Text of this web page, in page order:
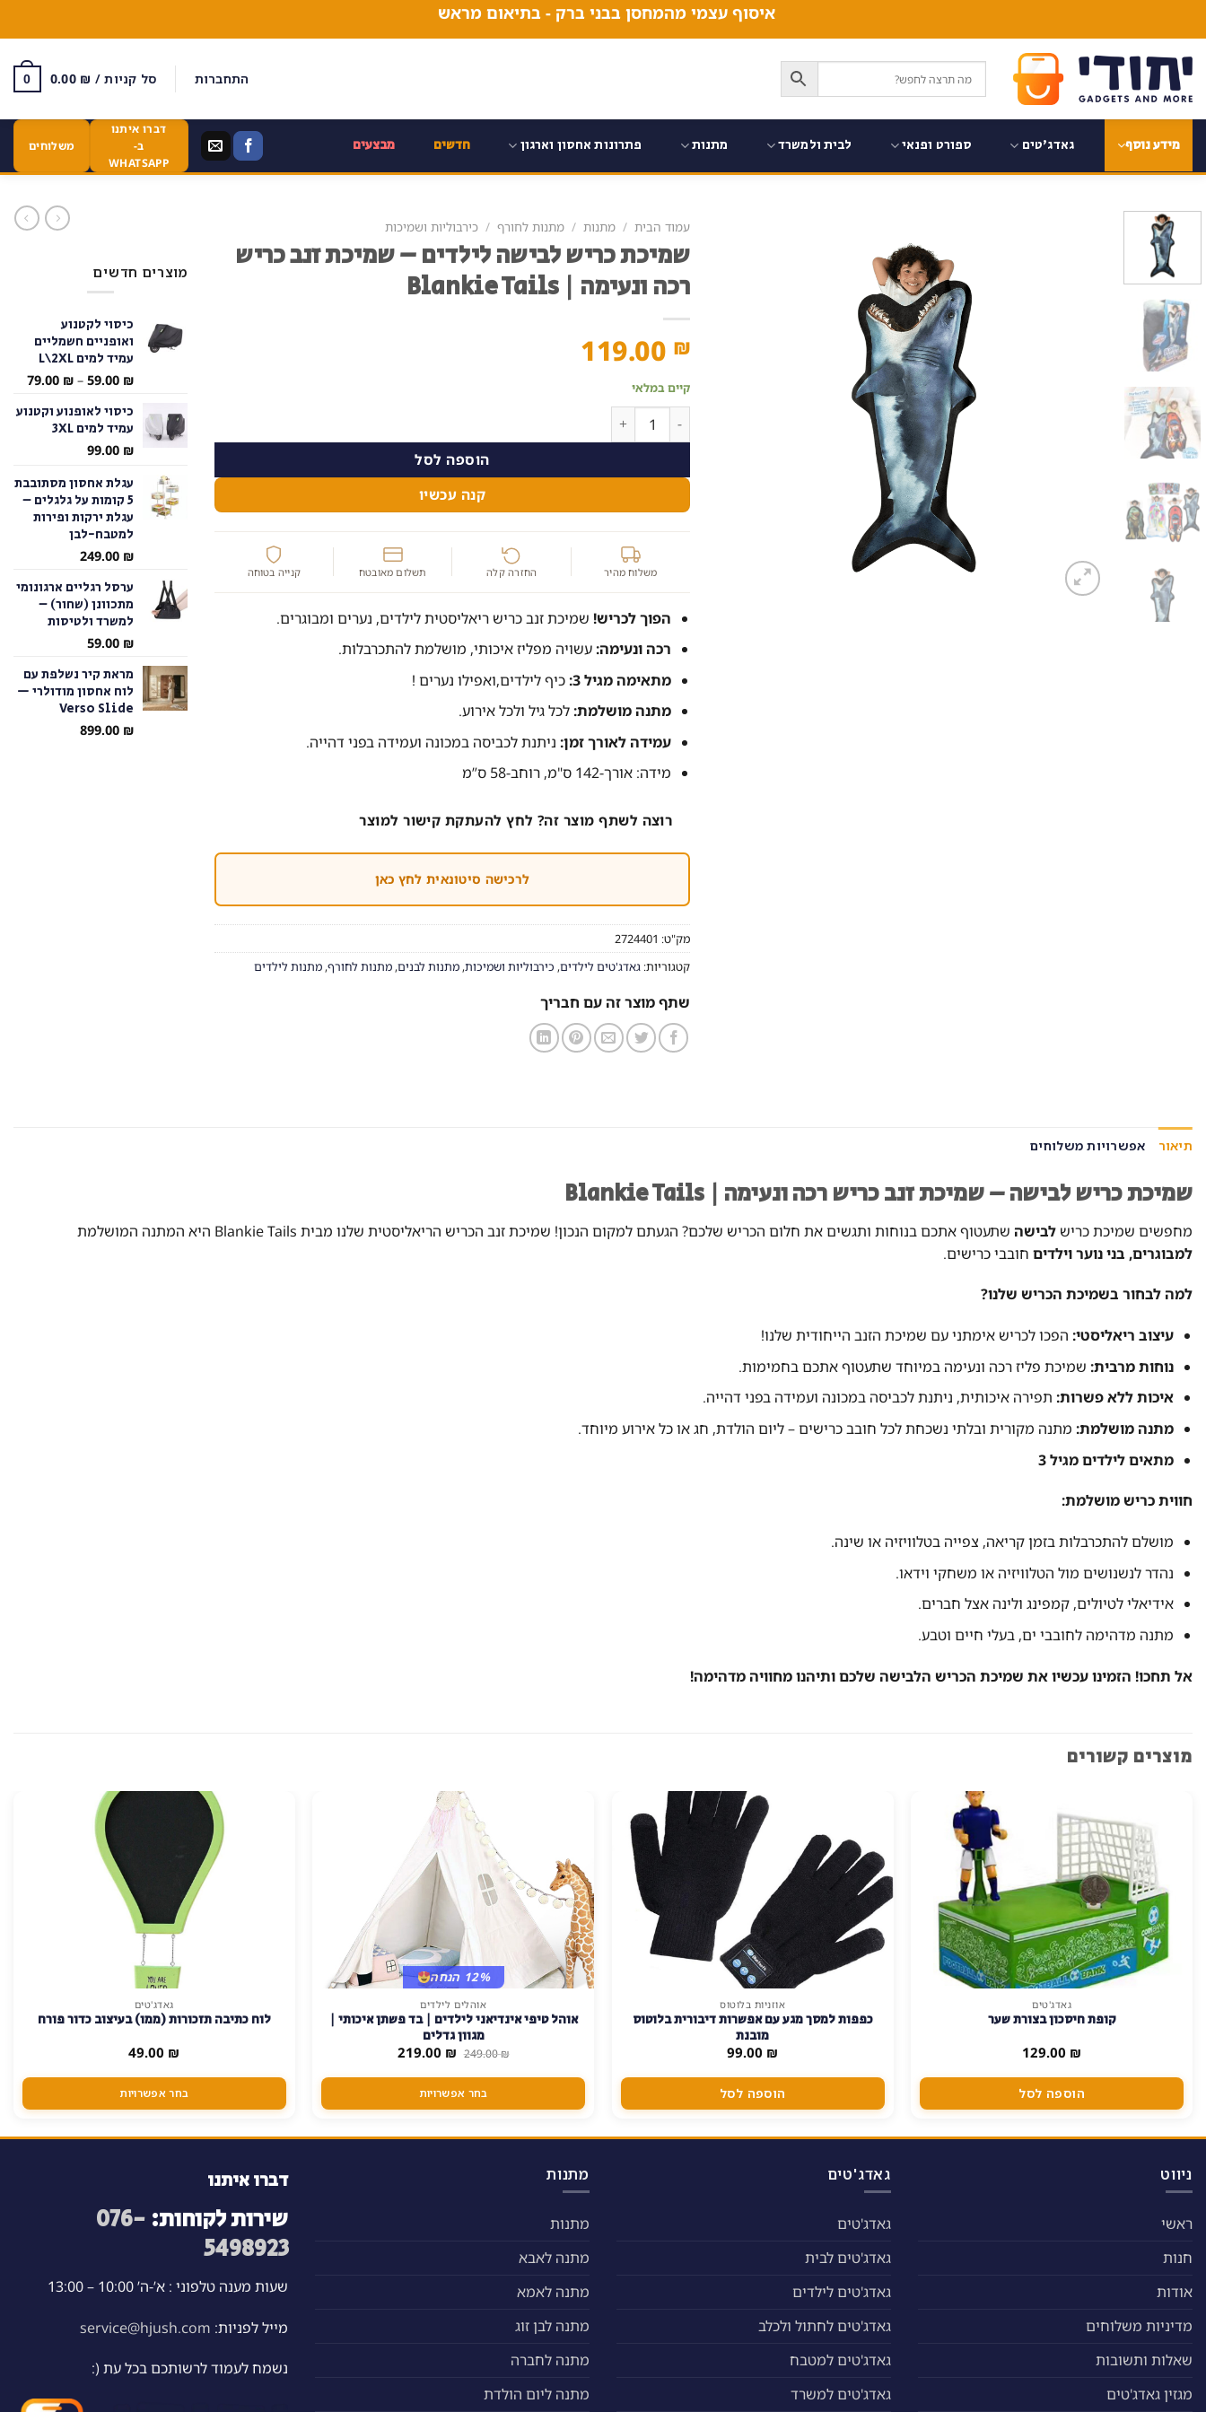
content
איסוף עצמי מהמחסן בבני ברק - בתיאום מראש
התחברות סל קניות / 0.00 ₪
0
מידע נוסף גאדג'טים ספורט ופנאי לבית ולמשרד מתנות פתרונות אחסון וארגון חדשים מבצעים
דברו איתנו
ב-
WHATSAPP
משלוחים
עמוד הבית / מתנות / מתנות לחורף / כירבוליות ושמיכות
שמיכת כריש לבישה לילדים – שמיכת זנב כריש
רכה ונעימה | Blankie Tails
119.00 ₪
קיים במלאי
כמות של שמיכת כריש לבישה לילדים - שמיכת זנב כריש רכה ונעימה | Blankie Tails
הוספה לסל
קנה עכשיו
משלוח מהיר החזרה קלה תשלום מאובטח קנייה בטוחה
הפוך לכריש! שמיכת זנב כריש ריאליסטית לילדים, נערים ומבוגרים.
רכה ונעימה:עשויה מפליז איכותי, מושלמת להתכרבלות.
מתאימה מגיל 3:
כיף לילדים,ואפילו נערים !
מתנה מושלמת:לכל גיל ולכל אירוע.
עמידה לאורך זמן:ניתנת לכביסה במכונה ועמידה בפני דהייה.
מידה: אורך-142 ס"מ, רוחב-58 ס”מ
רוצה לשתף מוצר זה? לחץ להעתקת קישור למוצר
לרכישה סיטונאית לחץ כאן
מק"ט: 2724401
קטגוריות: גאדג'טים לילדים, כירבוליות ושמיכות, מתנות לבנים, מתנות לחורף, מתנות לילדים
שתף מוצר זה עם חבריך
מוצרים חדשים
כיסוי לקטנוע
ואופניים חשמליים
עמיד למים L\2XL
59.00 ₪
–
79.00 ₪
טווח
כיסוי לאופנוע וקטנוע
עמיד למים 3XL
99.00 ₪
עגלת אחסון מסתובבת
5 קומות על גלגלים –
עגלת ירקות ופירות
למטבח-לבן
249.00 ₪
ערסל רגליים ארגונומי
מתכוונן (שחור) –
למשרד ולטיסות
59.00 ₪
מראת קיר נשלפת עם
לוח אחסון מודולרי —
Verso Slide
899.00 ₪
תיאור אפשרויות משלוחים
שמיכת כריש לבישה – שמיכת זנב כריש רכה ונעימה | Blankie Tails
מחפשים שמיכת כריש לבישה שתעטוף אתכם בנוחות ותגשים את חלום הכריש שלכם? הגעתם למקום הנכון! שמיכת זנב הכריש הריאליסטית שלנו מבית Blankie Tails היא המתנה המושלמת
למבוגרים, בני נוער וילדים חובבי כרישים.
למה לבחור בשמיכת הכריש שלנו?
עיצוב ריאליסטי:הפכו לכריש אימתני עם שמיכת הזנב הייחודית שלנו!
נוחות מרבית:שמיכת פליז רכה ונעימה במיוחד שתעטוף אתכם בחמימות.
איכות ללא פשרות:תפירה איכותית, ניתנת לכביסה במכונה ועמידה בפני דהייה.
מתנה מושלמת:מתנה מקורית ובלתי נשכחת לכל חובב כרישים – ליום הולדת, חג או כל אירוע מיוחד.
מתאים לילדים מגיל 3
חווית כריש מושלמת:
מושלם להתכרבלות בזמן קריאה, צפייה בטלוויזיה או שינה.
נהדר לנשנושים מול הטלוויזיה או משחקי וידאו.
אידיאלי לטיולים, קמפינג ולינה אצל חברים.
מתנה מדהימה לחובבי ים, בעלי חיים וטבע.
אל תחכו! הזמינו עכשיו את שמיכת הכריש הלבישה שלכם ותיהנו מחוויה מדהימה!
מוצרים קשורים
גאדג'טים
קופת חיסכון בצורת שער
129.00 ₪
הוספה לסל
אוזניות בלוטוס
כפפות למסך מגע עם אפשרות דיבורית בלוטוס
מובנת
99.00 ₪
הוספה לסל
12% הנחה
אוהלים לילדים
אוהל טיפי אינדיאני לילדים | בד פשתן איכותי |
מגוון גדלים
249.00₪ המחיר
היה:
249.00 ₪.
219.00 ₪ המחיר
הוא:
בחר אפשרויות
זה
ניתן
האפשרויות
בעמוד
גאדג'טים
לוח כתיבה תזכורות (ממו) בעיצוב כדור פורח
49.00 ₪
בחר אפשרויות
ניתן
האפשרויות
המוצר
ניווט
ראשי
חנות
אודות
מדיניות משלוחים
שאלות ותשובות
מגזין גאדג'טים
גאדג'טים
גאדג'טים
גאדג'טים לבית
גאדג'טים לילדים
גאדג'טים לחתול ולכלב
גאדג'טים למטבח
גאדג'טים למשרד
מתנות
מתנות
מתנה לאבא
מתנה לאמא
מתנה לבן זוג
מתנה לחברה
מתנה ליום הולדת
דברו איתנו
שירות לקוחות: 076-
5498923
שעות מענה טלפוני : א’-ה’ 10:00 – 13:00
מייל לפניות: service@hjush.com
נשמח לעמוד לרשותכם בכל עת (: